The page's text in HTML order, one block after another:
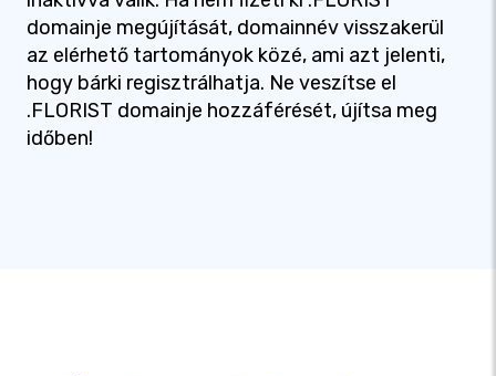
domainje megújítását, domainnév visszakerül
az elérhető tartományok közé, ami azt jelenti,
hogy bárki regisztrálhatja. Ne veszítse el
.FLORIST domainje hozzáférését, újítsa meg
időben!